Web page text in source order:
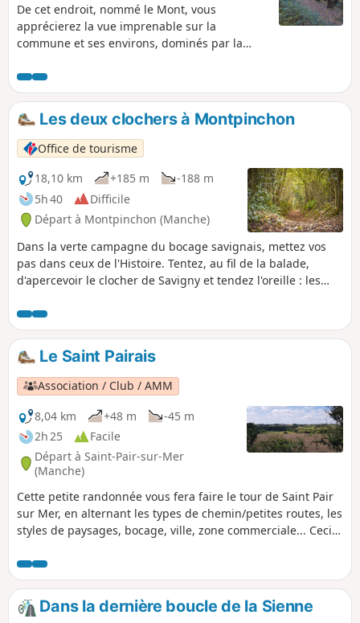
De cet endroit, nommé le Mont, vous
apprécierez la vue imprenable sur la
commune et ses environs, dominés par la
vous mènera derrière le Château de Cerisy-la-
Salle, devenu Centre Culturel International.
Toutes les cultures s'y rencontrent chaque
année lors de colloques très prisés.
Les deux clochers à Montpinchon
Office de tourisme
18,10 km
+185 m
-188 m
5h 40
Difficile
Départ à Montpinchon (Manche)
Dans la verte campagne du bocage savignais, mettez vos
pas dans ceux de l'Histoire. Tentez, au fil de la balade,
d'apercevoir le clocher de Savigny et tendez l'oreille : les
Le Saint Pairais
Association / Club / AMM
8,04 km
+48 m
-45 m
2h 25
Facile
Départ à Saint-Pair-sur-Mer
(Manche)
Cette petite randonnée vous fera faire le tour de Saint Pair
sur Mer, en alternant les types de chemin/petites routes, les
styles de paysages, bocage, ville, zone commerciale... Ceci
Dans la dernière boucle de la Sienne